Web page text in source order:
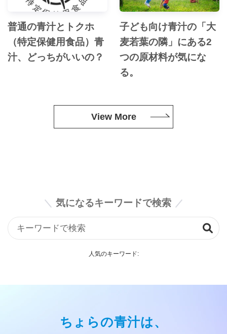
普通の青汁とトクホ
（特定保健用食品）青
汁、どっちがいいの？
子ども向け青汁の「大
麦若葉の隣」にある2
つの原材料が気にな
る。
View More
気になるキーワードで検索
人気のキーワード:
ちょらの青汁は、